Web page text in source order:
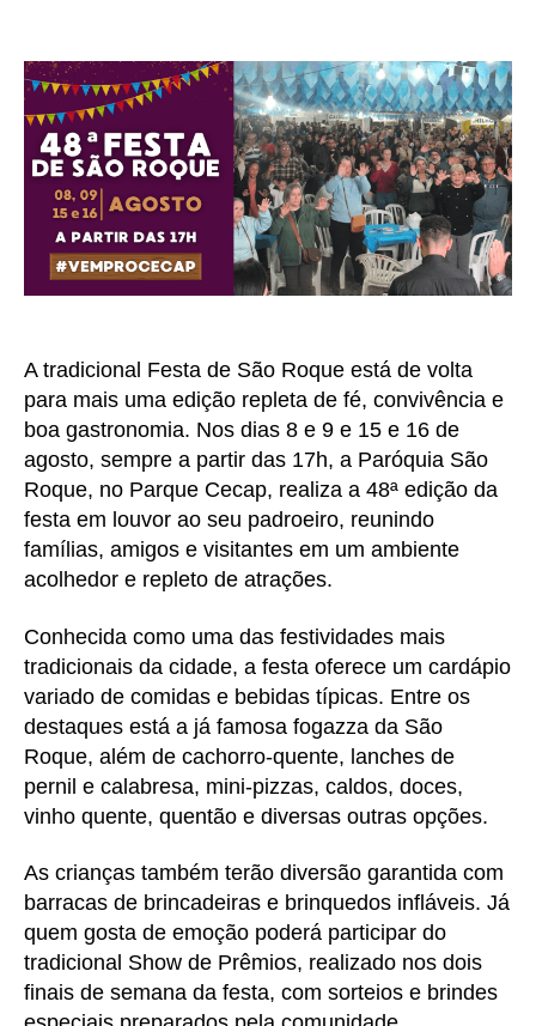
A tradicional Festa de São Roque está de volta
para mais uma edição repleta de fé, convivência e
boa gastronomia. Nos dias 8 e 9 e 15 e 16 de
agosto, sempre a partir das 17h, a Paróquia São
Roque, no Parque Cecap, realiza a 48ª edição da
festa em louvor ao seu padroeiro, reunindo
famílias, amigos e visitantes em um ambiente
acolhedor e repleto de atrações.
Conhecida como uma das festividades mais
tradicionais da cidade, a festa oferece um cardápio
variado de comidas e bebidas típicas. Entre os
destaques está a já famosa fogazza da São
Roque, além de cachorro-quente, lanches de
pernil e calabresa, mini-pizzas, caldos, doces,
vinho quente, quentão e diversas outras opções.
As crianças também terão diversão garantida com
barracas de brincadeiras e brinquedos infláveis. Já
quem gosta de emoção poderá participar do
tradicional Show de Prêmios, realizado nos dois
finais de semana da festa, com sorteios e brindes